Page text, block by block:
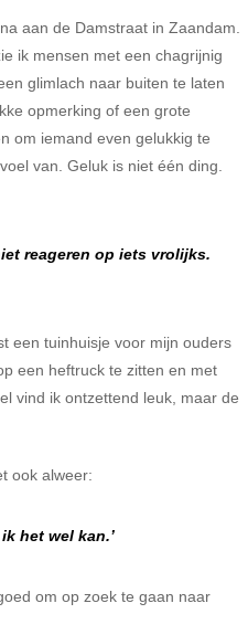
aan de Damstraat in Zaandam.
ik mensen met een chagrijnig
glimlach naar buiten te laten
opmerking of een grote
om iemand even gelukkig te
van. Geluk is niet één ding.
reageren op iets vrolijks.
een tuinhuisje voor mijn ouders
een heftruck te zitten en met
vind ik ontzettend leuk, maar de
ook alweer:
het wel kan.’
om op zoek te gaan naar